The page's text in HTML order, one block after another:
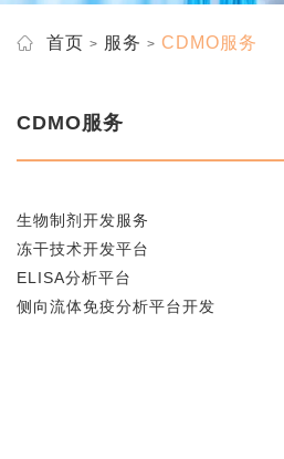
首页 服务 CDMO服务
CDMO服务
生物制剂开发服务
冻干技术开发平台
ELISA分析平台
侧向流体免疫分析平台开发